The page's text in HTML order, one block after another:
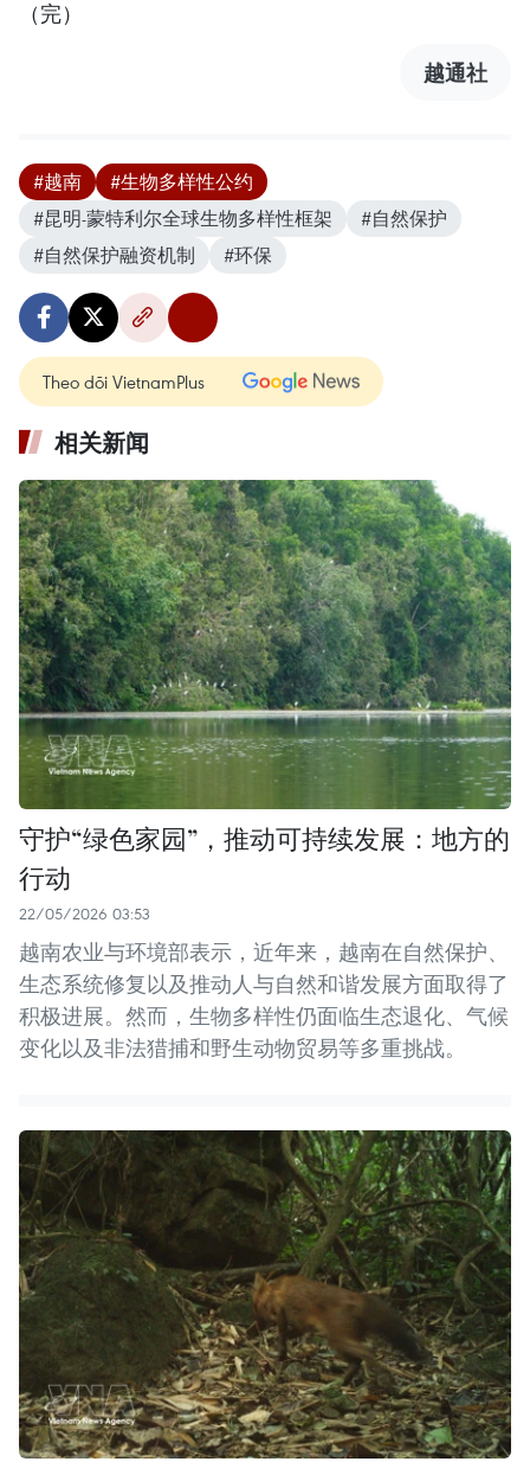
（完）
越通社
#越南
#生物多样性公约
#昆明-蒙特利尔全球生物多样性框架
#自然保护
#自然保护融资机制
#环保
Theo dõi VietnamPlus
相关新闻
守护“绿色家园”，推动可持续发展：地方的
行动
22/05/2026 03:53
越南农业与环境部表示，近年来，越南在自然保护、
生态系统修复以及推动人与自然和谐发展方面取得了
积极进展。然而，生物多样性仍面临生态退化、气候
变化以及非法猎捕和野生动物贸易等多重挑战。